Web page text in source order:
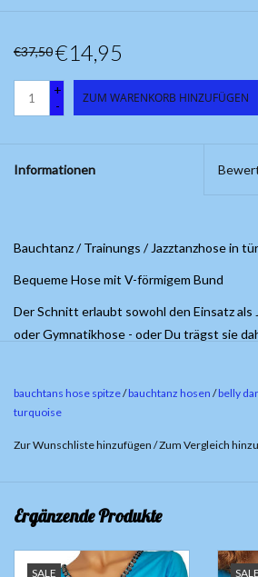
€37,50€14,95
+
-
ZUM WARENKORB HINZUFÜGEN
Informationen
Bauchtanz / Trainungs / Jazztanzhose in
Bequeme Hose mit V-förmigem Bund
Der Schnitt erlaubt sowohl den Einsatz als
oder Gymnatikhose - oder Du trägst sie
Material: 90% Baumwolle, 10% Elastan
bauchtans hose spitze/bauchtanz hosen /belly
turquoise
Zur Wunschliste hinzufügen /Zum Vergleich
Ergänzende Produkte
SALE SALE